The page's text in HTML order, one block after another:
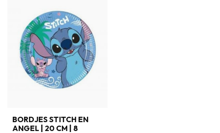
BORDJES STITCH EN
ANGEL | 20 CM | 8